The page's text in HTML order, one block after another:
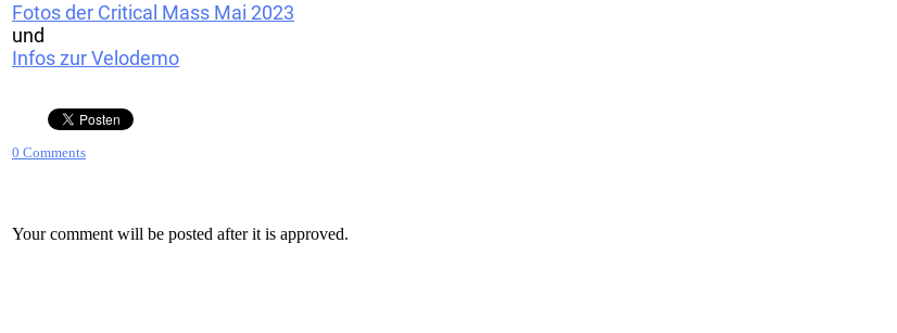
Fotos der Critical Mass Mai 2023
und
Infos zur Velodemo
0 Comments
Your comment will be posted after it is approved.